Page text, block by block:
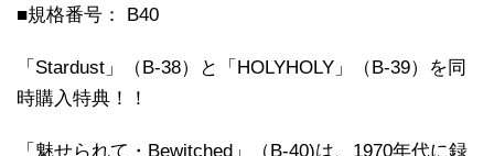
■規格番号： B40
「Stardust」（B-38）と「HOLYHOLY」（B-39）を同
時購入特典！！
「魅せられて・Bewitched」（B-40)は、1970年代に録